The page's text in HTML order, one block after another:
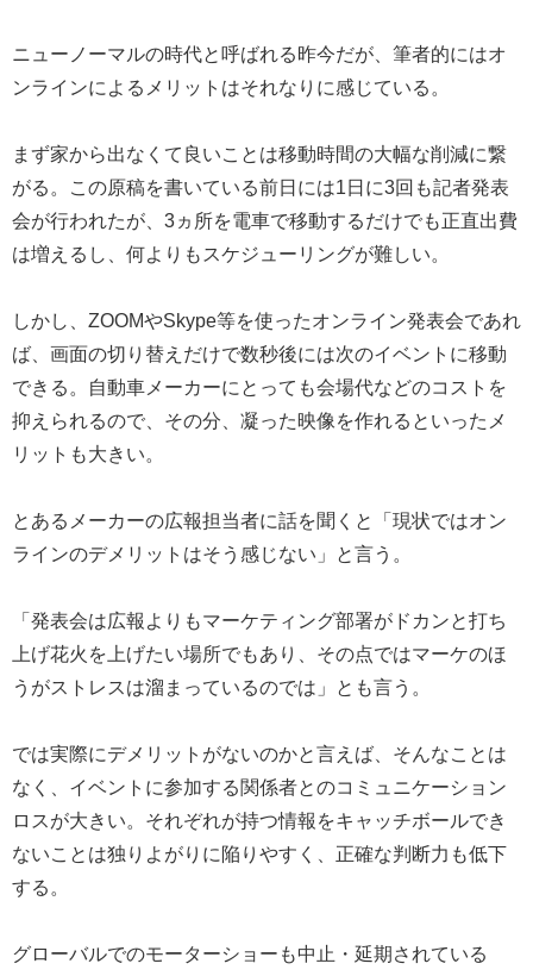
ニューノーマルの時代と呼ばれる昨今だが、筆者的にはオ
ンラインによるメリットはそれなりに感じている。
まず家から出なくて良いことは移動時間の大幅な削減に繋
がる。この原稿を書いている前日には1日に3回も記者発表
会が行われたが、3ヵ所を電車で移動するだけでも正直出費
は増えるし、何よりもスケジューリングが難しい。
しかし、ZOOMやSkype等を使ったオンライン発表会であれ
ば、画面の切り替えだけで数秒後には次のイベントに移動
できる。自動車メーカーにとっても会場代などのコストを
抑えられるので、その分、凝った映像を作れるといったメ
リットも大きい。
とあるメーカーの広報担当者に話を聞くと「現状ではオン
ラインのデメリットはそう感じない」と言う。
「発表会は広報よりもマーケティング部署がドカンと打ち
上げ花火を上げたい場所でもあり、その点ではマーケのほ
うがストレスは溜まっているのでは」とも言う。
では実際にデメリットがないのかと言えば、そんなことは
なく、イベントに参加する関係者とのコミュニケーション
ロスが大きい。それぞれが持つ情報をキャッチボールでき
ないことは独りよがりに陥りやすく、正確な判断力も低下
する。
グローバルでのモーターショーも中止・延期されている